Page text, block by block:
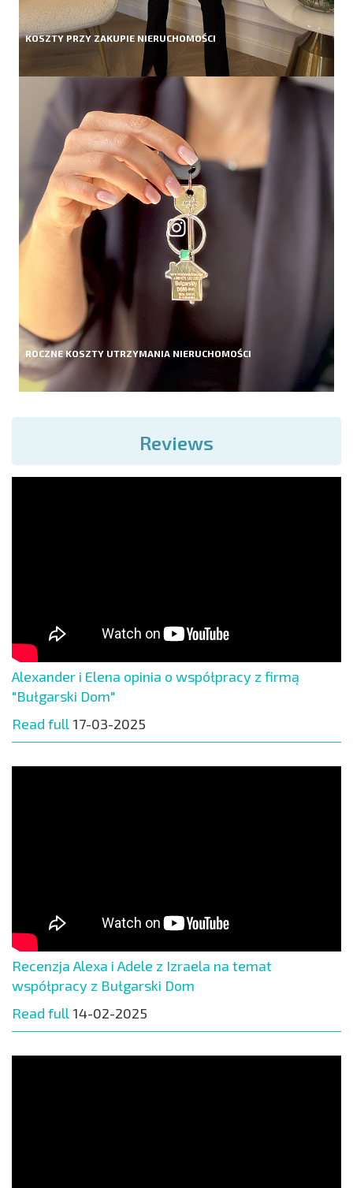
KOSZTY PRZY ZAKUPIE NIERUCHOMOŚCI
ROCZNE KOSZTY UTRZYMANIA NIERUCHOMOŚCI
Reviews
Alexander i Elena opinia o współpracy z firmą
"Bułgarski Dom"
Read full 17-03-2025
Recenzja Alexa i Adele z Izraela na temat
współpracy z Bułgarski Dom
Read full 14-02-2025